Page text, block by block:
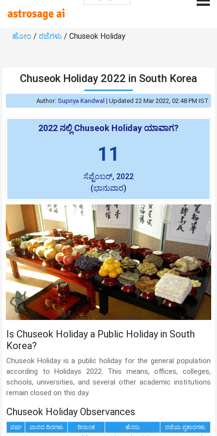
ಹೋಂ / ರಜೆಗಳು / Chuseok Holiday
Chuseok Holiday 2022 in South Korea
Author: Supriya Kandwal | Updated 22 Mar 2022, 02:48 PM IST
2022 ನಲ್ಲಿ Chuseok Holiday ಯಾವಾಗ?
11
ಸೆಪ್ಟೆಂಬರ್, 2022
(ಭಾನುವಾರ)
Is Chuseok Holiday a Public Holiday in South
Korea?
Chuseok Holiday is a public holiday for the general population
according to Holidays 2022. This means, offices, colleges,
schools, universities, and several other academic institutions
remain closed on this day.
Chuseok Holiday Observances
ವರ್ಷ ವಾರದ ದಿನಗಳು ದಿನಾಂಕ ಹೆಸರು
ರಜೆಯ ಪ್ರಕಾರಗಳು